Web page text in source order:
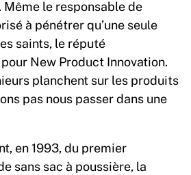
le responsable de
à pénétrer qu’une seule
saints, le réputé
New Product Innovation.
planchent sur les produits
pas nous passer dans une
en 1993, du premier
sans sac à poussière, la